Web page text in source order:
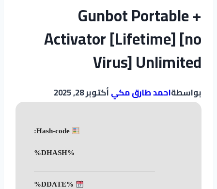
Gunbot Portable +
Activator [Lifetime] [no
Virus] Unlimited
بواسطةاحمد طارق مكيأكتوبر 28, 2025
%DHASH%
%DDATE%